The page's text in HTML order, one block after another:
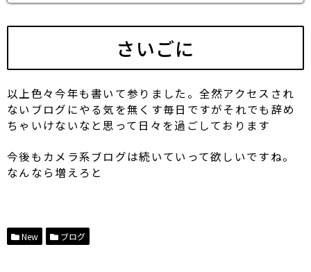
さいごに
以上色々今年も書いて参りました。全然アクセスされ
ないブログにやる気を無くす毎日ですがそれでも辞め
ちゃいけないなと思って日々を過ごしております
今後もカメラ系ブログは続いていって欲しいですね。
なんなら増えろと
New ブログ